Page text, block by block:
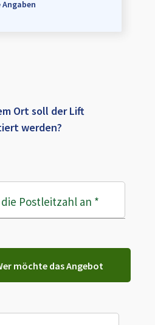
Angaben
Ort soll der Lift
werden?
Postleitzahl an *
möchte das Angebot